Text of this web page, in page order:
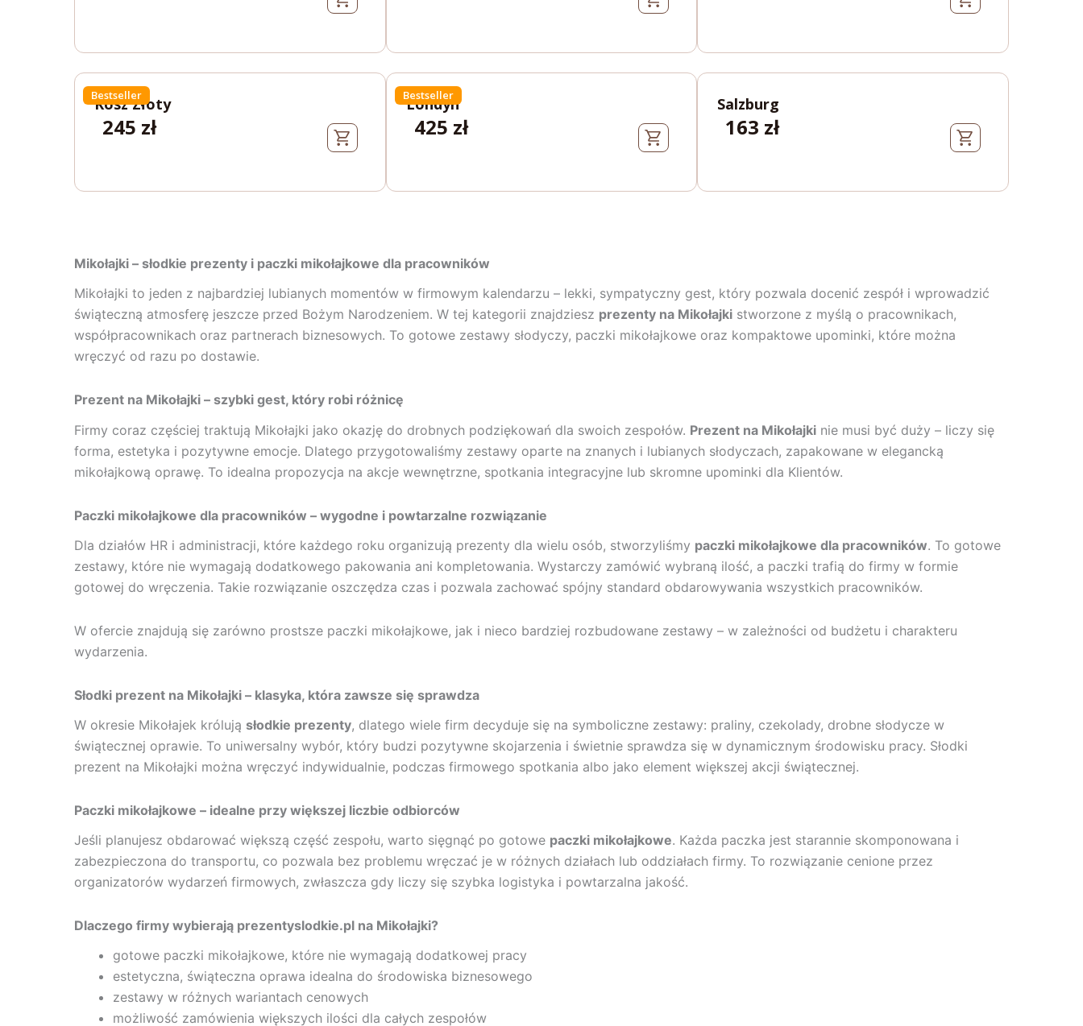
Bestseller
Kosz Złoty
245 zł
Bestseller
Londyn
425 zł
Salzburg
163 zł
Mikołajki – słodkie prezenty i paczki mikołajkowe dla pracowników
Mikołajki to jeden z najbardziej lubianych momentów w firmowym kalendarzu – lekki, sympatyczny gest, który pozwala docenić zespół i wprowadzić
świąteczną atmosferę jeszcze przed Bożym Narodzeniem. W tej kategorii znajdziesz prezenty na Mikołajki stworzone z myślą o pracownikach,
współpracownikach oraz partnerach biznesowych. To gotowe zestawy słodyczy, paczki mikołajkowe oraz kompaktowe upominki, które można
wręczyć od razu po dostawie.
Prezent na Mikołajki – szybki gest, który robi różnicę
Firmy coraz częściej traktują Mikołajki jako okazję do drobnych podziękowań dla swoich zespołów. Prezent na Mikołajki nie musi być duży – liczy się
forma, estetyka i pozytywne emocje. Dlatego przygotowaliśmy zestawy oparte na znanych i lubianych słodyczach, zapakowane w elegancką
mikołajkową oprawę. To idealna propozycja na akcje wewnętrzne, spotkania integracyjne lub skromne upominki dla Klientów.
Paczki mikołajkowe dla pracowników – wygodne i powtarzalne rozwiązanie
Dla działów HR i administracji, które każdego roku organizują prezenty dla wielu osób, stworzyliśmy paczki mikołajkowe dla pracowników. To gotowe
zestawy, które nie wymagają dodatkowego pakowania ani kompletowania. Wystarczy zamówić wybraną ilość, a paczki trafią do firmy w formie
gotowej do wręczenia. Takie rozwiązanie oszczędza czas i pozwala zachować spójny standard obdarowywania wszystkich pracowników.
W ofercie znajdują się zarówno prostsze paczki mikołajkowe, jak i nieco bardziej rozbudowane zestawy – w zależności od budżetu i charakteru
wydarzenia.
Słodki prezent na Mikołajki – klasyka, która zawsze się sprawdza
W okresie Mikołajek królują słodkie prezenty, dlatego wiele firm decyduje się na symboliczne zestawy: praliny, czekolady, drobne słodycze w
świątecznej oprawie. To uniwersalny wybór, który budzi pozytywne skojarzenia i świetnie sprawdza się w dynamicznym środowisku pracy. Słodki
prezent na Mikołajki można wręczyć indywidualnie, podczas firmowego spotkania albo jako element większej akcji świątecznej.
Paczki mikołajkowe – idealne przy większej liczbie odbiorców
Jeśli planujesz obdarować większą część zespołu, warto sięgnąć po gotowe paczki mikołajkowe. Każda paczka jest starannie skomponowana i
zabezpieczona do transportu, co pozwala bez problemu wręczać je w różnych działach lub oddziałach firmy. To rozwiązanie cenione przez
organizatorów wydarzeń firmowych, zwłaszcza gdy liczy się szybka logistyka i powtarzalna jakość.
Dlaczego firmy wybierają prezentyslodkie.pl na Mikołajki?
gotowe paczki mikołajkowe, które nie wymagają dodatkowej pracy
estetyczna, świąteczna oprawa idealna do środowiska biznesowego
zestawy w różnych wariantach cenowych
możliwość zamówienia większych ilości dla całych zespołów